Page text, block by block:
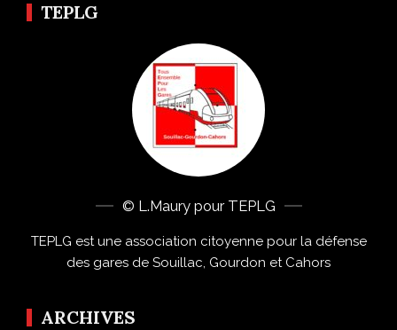
TEPLG
© L.Maury pour TEPLG
TEPLG est une association citoyenne pour la défense
des gares de Souillac, Gourdon et Cahors
ARCHIVES